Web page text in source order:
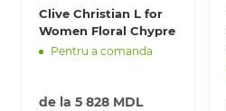
Clive Christian L for
Women Floral Chypre
Pentru a comanda
de la 5 828 MDL